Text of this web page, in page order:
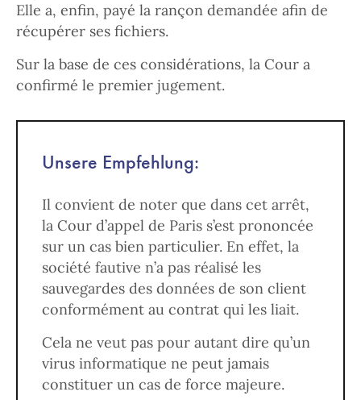
Elle a, enfin, payé la rançon demandée afin de
récupérer ses fichiers.
Sur la base de ces considérations, la Cour a
confirmé le premier jugement.
Unsere Empfehlung:
Il convient de noter que dans cet arrêt,
la Cour d’appel de Paris s’est prononcée
sur un cas bien particulier. En effet, la
société fautive n’a pas réalisé les
sauvegardes des données de son client
conformément au contrat qui les liait.
Cela ne veut pas pour autant dire qu’un
virus informatique ne peut jamais
constituer un cas de force majeure.